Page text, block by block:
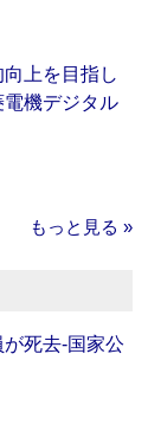
向上を目指し
機デジタル
もっと見る »
死去‐国家公